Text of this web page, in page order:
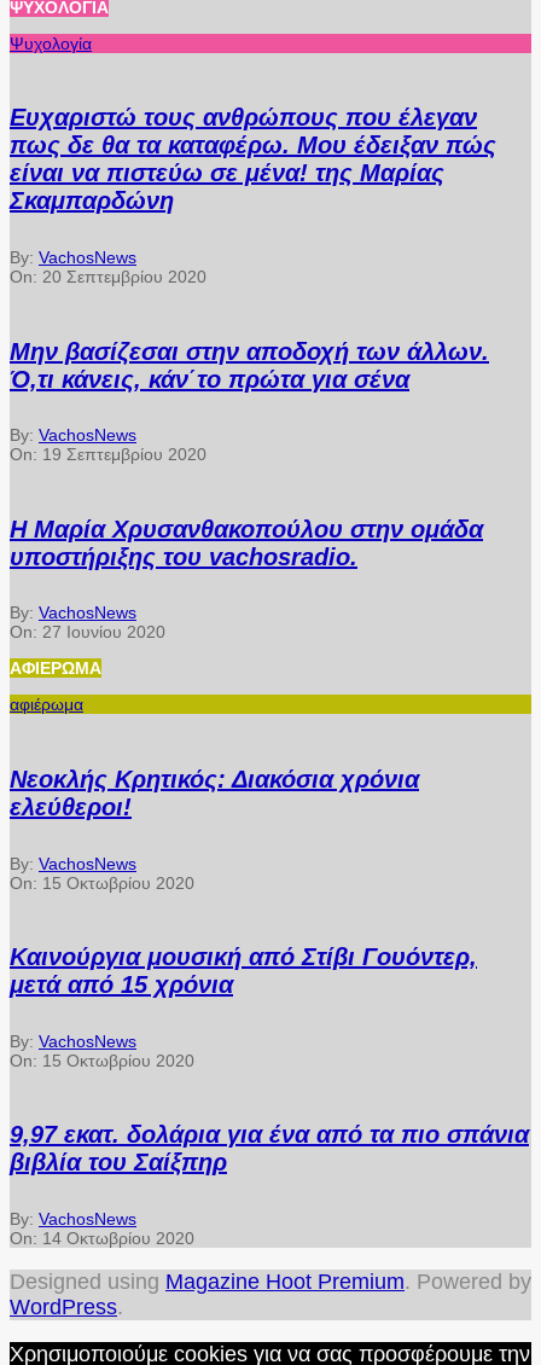
ΨΥΧΟΛΟΓΊΑ
Ψυχολογία
Ευχαριστώ τους ανθρώπους που έλεγαν
πως δε θα τα καταφέρω. Μου έδειξαν πώς
είναι να πιστεύω σε μένα! της Μαρίας
Σκαμπαρδώνη
By: VachosNews
On: 20 Σεπτεμβρίου 2020
Μην βασίζεσαι στην αποδοχή των άλλων.
Ό,τι κάνεις, κάν΄το πρώτα για σένα
By: VachosNews
On: 19 Σεπτεμβρίου 2020
Η Μαρία Χρυσανθακοπούλου στην ομάδα
υποστήριξης του vachosradio.
By: VachosNews
On: 27 Ιουνίου 2020
ΑΦΙΈΡΩΜΑ
αφιέρωμα
Νεοκλής Κρητικός: Διακόσια χρόνια
ελεύθεροι!
By: VachosNews
On: 15 Οκτωβρίου 2020
Καινούργια μουσική από Στίβι Γουόντερ,
μετά από 15 χρόνια
By: VachosNews
On: 15 Οκτωβρίου 2020
9,97 εκατ. δολάρια για ένα από τα πιο σπάνια
βιβλία του Σαίξπηρ
By: VachosNews
On: 14 Οκτωβρίου 2020
Designed using Magazine Hoot Premium. Powered by
WordPress.
Χρησιμοποιούμε cookies για να σας προσφέρουμε την